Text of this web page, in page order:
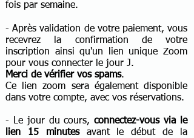
fois par semaine.
- Après validation de votre paiement, vous
recevrez la confirmation de votre
inscription ainsi qu'un lien unique Zoom
pour vous connecter le jour J.
Merci de vérifier vos spams.
Ce lien zoom sera également disponible
dans votre compte, avec vos réservations.
- Le jour du cours,connectez-vous via le
lien 15 minutesavant le début de la